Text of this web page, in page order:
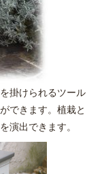
掛けられるツール
できます。植栽と
演出できます。